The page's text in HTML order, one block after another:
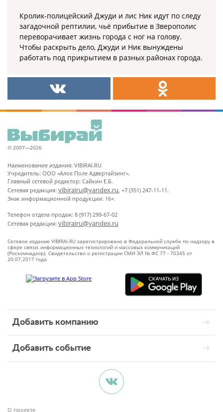
Кролик-полицейский Джуди и лис Ник идут по следу
загадочной рептилии, чьё прибытие в Зверополис
переворачивает жизнь города с ног на голову.
Чтобы раскрыть дело, Джуди и Ник вынуждены
работать под прикрытием в разных районах города.
© 2007—2026
Наименование издания: VIBIRAI.RU
Учредитель: ООО «Алое Поле Адвертайзинг».
Главный сетевой редактор: Сайкин Е.Б.
Сетевая редакция: vibirairu@yandex.ru, +7 (351) 247-11-11.
Знак информационной продукции: 16+.
Телефон отдела продаж: 8 (917) 299-67-02
Сетевая редакция: vibirairu@yandex.ru
Сетевое издание VIBIRAI.RU зарегистрировано в Федеральной службе по надзору в
сфере связи, информационных технологий и массовых коммуникаций
(Роскомнадзор). Свидетельство о регистрации СМИ ЭЛ № ФС 77 - 70345 от
20.07.2017 года
Добавить компанию
Добавить событие
О проекте